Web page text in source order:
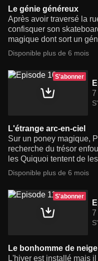
Le génie généreux
Après avoir traversé la
confisquer son
magique dont sort un
Disponible plus de 6 mois
S'abonner
L'étrange arc-en-ciel
Sur un poney magique,
recherche du trésor
les Quiquoi tentent de
Disponible plus de 6 mois
S'abonner
Le bonhomme de
L'hiver est installé mais